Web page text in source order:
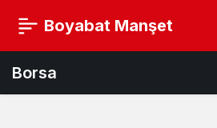
Boyabat Manşet
Borsa